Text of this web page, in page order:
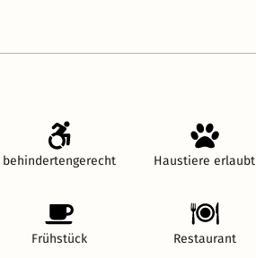
behindertengerecht Haustiere erlaubt
Frühstück Restaurant